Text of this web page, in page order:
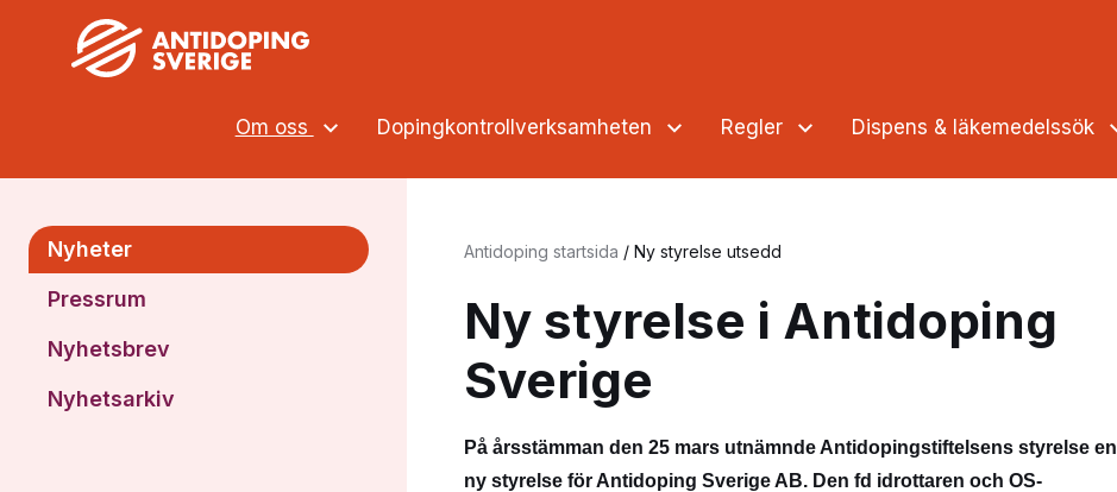
Om oss Dopingkontrollverksamheten Regler Dispens & läkemedelssök
Nyheter
Pressrum
Nyhetsbrev
Nyhetsarkiv
Antidoping startsida / Ny styrelse utsedd
Ny styrelse i Antidoping
Sverige
På årsstämman den 25 mars utnämnde Antidopingstiftelsens styrelse en
ny styrelse för Antidoping Sverige AB. Den fd idrottaren och OS-